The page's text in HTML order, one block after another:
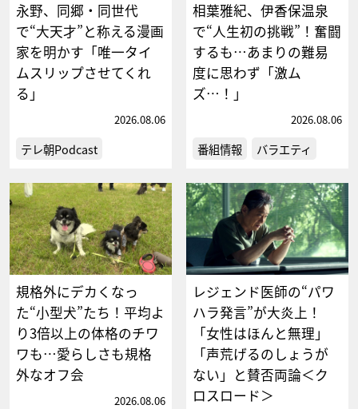
永野、同郷・同世代
で“大天才”と称える漫画
家を明かす「唯一タイ
ムスリップさせてくれ
る」
2026.08.06
テレ朝Podcast
相葉雅紀、伊香保温泉
で“人生初の挑戦”！奮闘
するも…あまりの難易
度に思わず「激ム
ズ…！」
2026.08.06
番組情報 バラエティ
規格外にデカくなっ
た“小型犬”たち！平均よ
り3倍以上の体格のチワ
ワも…愛らしさも規格
外なオフ会
2026.08.06
レジェンド医師の“パワ
ハラ発言”が大炎上！
「女性はほんと無理」
「声荒げるのしょうが
ない」と賛否両論＜ク
ロスロード＞